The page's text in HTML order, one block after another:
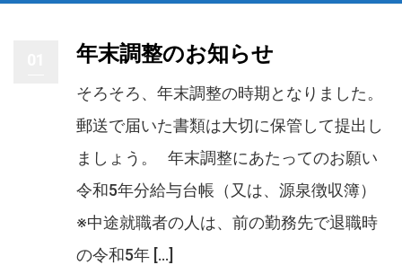
年末調整のお知らせ
そろそろ、年末調整の時期となりました。
郵送で届いた書類は大切に保管して提出し
ましょう。 年末調整にあたってのお願い
令和5年分給与台帳（又は、源泉徴収簿）
※中途就職者の人は、前の勤務先で退職時
の令和5年 […]